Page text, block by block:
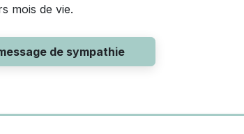
mois de vie.
de sympathie